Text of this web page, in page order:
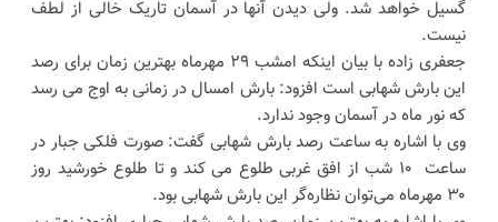
گسیل خواهد شد. ولی دیدن آنها در آسمان تاریک خالی از لطف
نیست.
جعفری زاده با بیان اینکه امشب ۲۹ مهرماه بهترین زمان برای رصد
این بارش شهابی است افزود: بارش امسال در زمانی به اوج می رسد
که نور ماه در آسمان وجود ندارد.
وی با اشاره به ساعت رصد بارش شهابی گفت: صورت فلکی جبار در
ساعت ۱۰ شب از افق غربی طلوع می کند و تا طلوع خورشید روز
۳۰ مهرماه می‌توان نظاره‌گر این بارش شهابی بود.